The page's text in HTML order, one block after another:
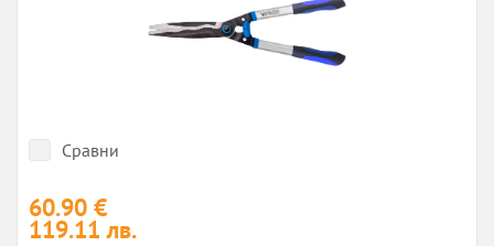
Сравни
60.90 €
119.11 лв.